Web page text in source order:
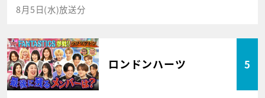
8月5日(水)放送分
ロンドンハーツ 5